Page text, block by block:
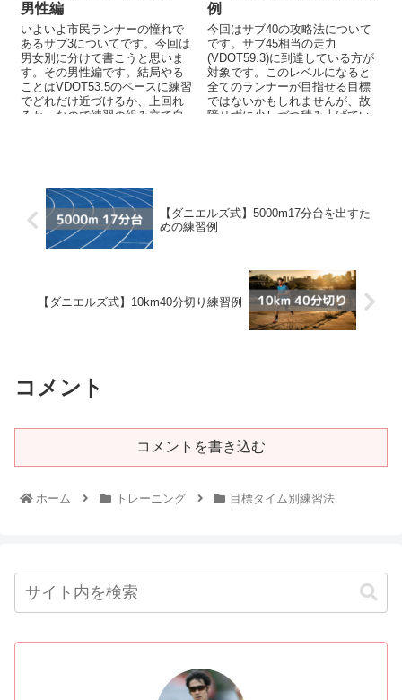
男性編
いよいよ市民ランナーの憧れで
あるサブ3についてです。今回は
男女別に分けて書こうと思いま
す。その男性編です。結局やる
ことはVDOT53.5のペースに練習
でどれだけ近づけるか、上回れ
るか、なので練習の組み立て自
例
今回はサブ40の攻略法について
です。サブ45相当の走力
(VDOT59.3)に到達している方が
対象です。このレベルになると
全てのランナーが目指せる目標
ではないかもしれませんが、故
障せずに少しづつ積み上げてい
【ダニエルズ式】5000m17分台を出すた
めの練習例
【ダニエルズ式】10km40分切り練習例
コメント
コメントを書き込む
ホーム トレーニング 目標タイム別練習法